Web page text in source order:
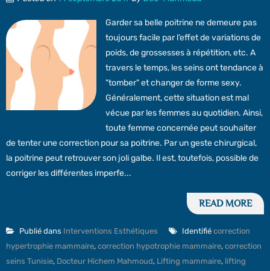
Garder sa belle poitrine ne demeure pas
toujours facile par l’effet de variations de
poids, de grossesses à répétition, etc. A
travers le temps, les seins ont tendance à
"tomber" et changer de forme sexy.
Généralement, cette situation est mal
vécue par les femmes au quotidien. Ainsi,
toute femme concernée peut souhaiter
de tenter une correction pour sa poitrine. Par un geste chirurgical,
la poitrine peut retrouver son joli galbe. Il est, toutefois, possible de
corriger les différentes imperfe...
READ MORE
Publié dans Interventions Esthétiques Identifié correction
hypertrophie mammaire, correction hypotrophie mammaire, correction
seins Tunisie, Docteur Hichem Mahmoud, Lifting mammaire, lifting